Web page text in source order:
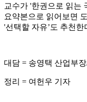
교수가 '한권으로 읽는
요약본으로 읽어보면
'선택할 자유’도 추천한
대담 = 송영택 산업부
정리 = 여헌우 기자